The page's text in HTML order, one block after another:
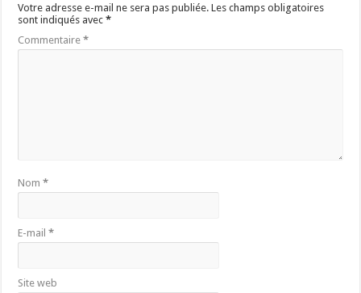
Votre adresse e-mail ne sera pas publiée. Les champs obligatoires
sont indiqués avec*
Commentaire*
Nom*
E-mail*
Site web